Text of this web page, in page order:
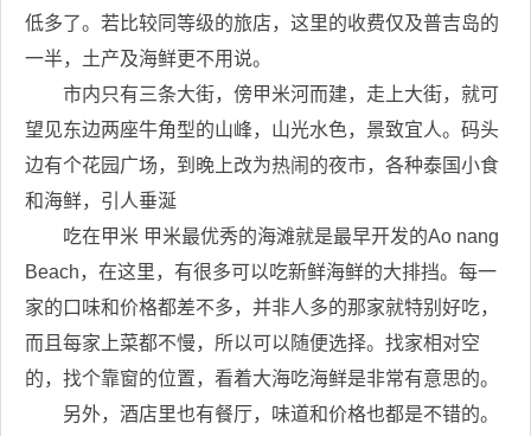
低多了。若比较同等级的旅店，这里的收费仅及普吉岛的
一半，土产及海鲜更不用说。
市内只有三条大街，傍甲米河而建，走上大街，就可
望见东边两座牛角型的山峰，山光水色，景致宜人。码头
边有个花园广场，到晚上改为热闹的夜市，各种泰国小食
和海鲜，引人垂涎
吃在甲米 甲米最优秀的海滩就是最早开发的Ao nang
Beach，在这里，有很多可以吃新鲜海鲜的大排挡。每一
家的口味和价格都差不多，并非人多的那家就特别好吃，
而且每家上菜都不慢，所以可以随便选择。找家相对空
的，找个靠窗的位置，看着大海吃海鲜是非常有意思的。
另外，酒店里也有餐厅，味道和价格也都是不错的。